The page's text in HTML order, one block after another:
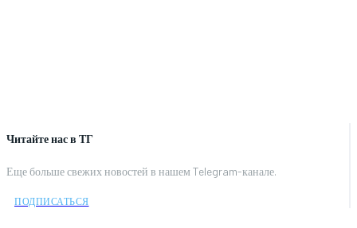
Читайте нас в ТГ
Еще больше свежих новостей в нашем Telegram-канале.
ПОДПИСАТЬСЯ